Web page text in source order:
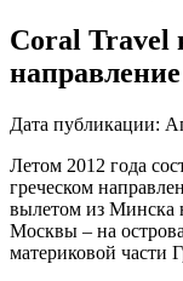
Coral Travel
направление
Дата публикации:
Летом 2012 года
греческом
вылетом из Минска
Москвы – на
материковой части